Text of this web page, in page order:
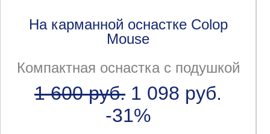
На карманной оснастке Colop
Mouse
Компактная оснастка с подушкой
1 600 руб. 1 098 руб.
-31%